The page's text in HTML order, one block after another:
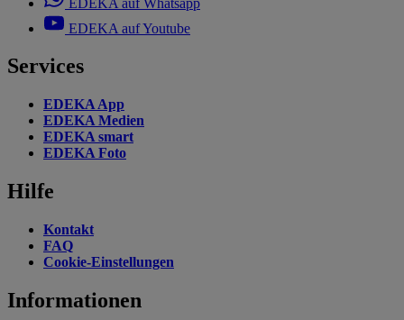
EDEKA auf Youtube
Services
EDEKA App
EDEKA Medien
EDEKA smart
EDEKA Foto
Hilfe
Kontakt
FAQ
Cookie-Einstellungen
Informationen